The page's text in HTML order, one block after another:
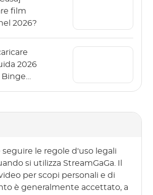
film
2026?
2026
Binge
le regole d'uso legali
si utilizza StreamGaGa. Il
per scopi personali e di
è generalmente accettato, a